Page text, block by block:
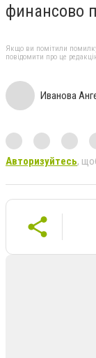
финансово
Якщо ви помітили
повідомити про це
Иванова
Авторизуйтесь,